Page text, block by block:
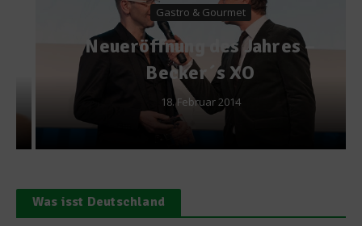
Gastro & Gourmet
Neueröffnung des Jahres –
Becker´s XO
18. Februar 2014
Was isst Deutschland